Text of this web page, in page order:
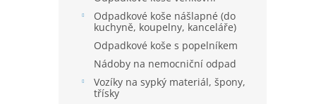
Odpadkové koše nášlapné (do
kuchyně, koupelny, kanceláře)
Odpadkové koše s popelníkem
Nádoby na nemocniční odpad
Vozíky na sypký materiál, špony,
třísky